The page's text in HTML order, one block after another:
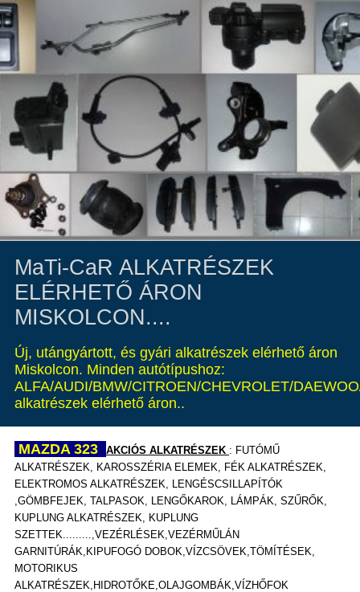
MaTi-CaR ALKATRÉSZEK
ELÉRHETŐ ÁRON
MISKOLCON....
Új, utángyártott, és gyári alkatrészek elérhető áron
Miskolcon. Minden autótípushoz:
ALFA/AUDI/BMW/CITROEN/CHEVROLET/
alkatrészek elérhető áron..
MAZDA 323 AKCIÓS ALKATRÉSZEK : FUTÓMŰ
ALKATRÉSZEK, KAROSSZÉRIA ELEMEK, FÉK ALKATRÉSZEK,
ELEKTROMOS ALKATRÉSZEK, LENGÉSCSILLAPÍTÓK
,GÖMBFEJEK, TALPASOK, LENGŐKAROK, LÁMPÁK, SZŰRŐK,
KUPLUNG ALKATRÉSZEK, KUPLUNG
SZETTEK.........,VEZÉRLÉSEK,VEZÉRMŰLÁN
GARNITÚRÁK,KIPUFOGÓ DOBOK,VÍZCSÖVEK,TÖMÍTÉSEK,
MOTORIKUS
ALKATRÉSZEK,HIDROTŐKE,OLAJGOMBÁK,VÍZHŐFOK